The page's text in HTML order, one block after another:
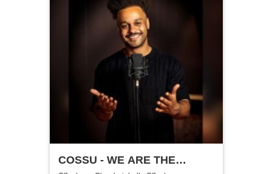
COSSU - WE ARE THE